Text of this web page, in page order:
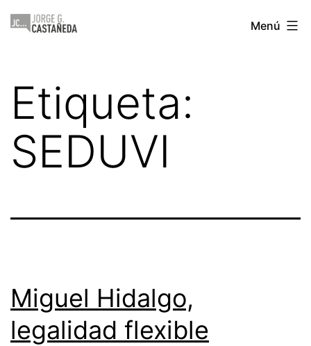
Saltar
Jorge
Menú
Etiqueta:
SEDUVI
Miguel Hidalgo,
legalidad flexible